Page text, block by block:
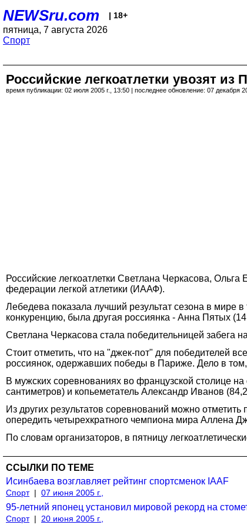
NEWSru.com | 18+
пятница, 7 августа 2026
Спорт
Российские легкоатлетки увозят
время публикации: 02 июля 2005 г., 13:50 | последнее обновление: 07 декабря
Российские легкоатлетки Светлана Черкасова,
федерации легкой атлетики (ИААФ).
Лебедева показала лучший результат сезона в мире
конкуренцию, была другая россиянка - Анна Пятых
Светлана Черкасова стала победительницей забега
Стоит отметить, что на "джек-пот" для победителей
россиянок, одержавших победы в Париже. Дело в
В мужских соревнованиях во французской столице
сантиметров) и копьеметатель Александр Иванов
Из других результатов соревнований можно
опередить четырехкратного чемпиона мира Аллена
По словам организаторов, в пятницу
ССЫЛКИ ПО ТЕМЕ
Исинбаева возглавляет рейтинг спортсменок IAAF
Спорт | 07 июня 2005 г.,
95-летний японец установил мировой рекорд на
Спорт | 20 июня 2005 г.,